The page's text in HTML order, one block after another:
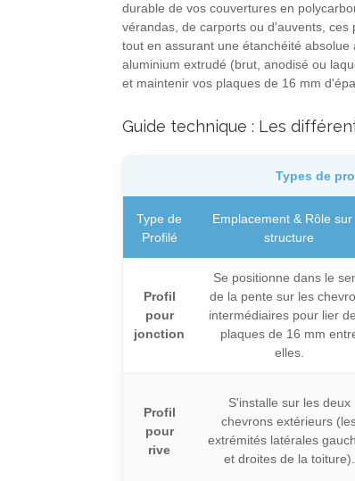
durable de vos couvertures en
vérandas, de carports ou d'auvents,
tout en assurant une étanchéité
aluminium extrudé (brut, anodisé ou
et maintenir vos plaques de 16 mm
Guide technique : Les
Types de
Type de
Profilé
Emplacement & Rôle sur
structure
Profil
pour
jonction
Se positionne dans le
de la pente sur les
intermédiaires pour lier
plaques de 16 mm
elles.
Profil
pour
rive
S'installe sur les deux
chevrons extérieurs
extrémités latérales
et droites de la toiture).